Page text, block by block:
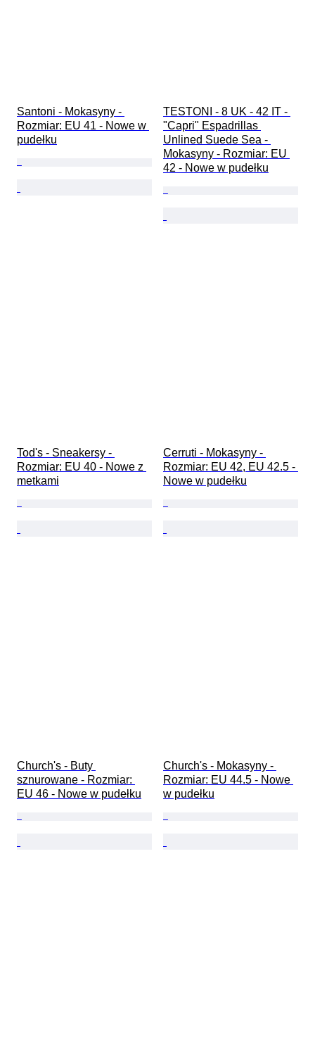
Santoni - Mokasyny -
Rozmiar: EU 41 - Nowe w
pudełku
TESTONI - 8 UK - 42 IT -
"Capri" Espadrillas
Unlined Suede Sea -
Mokasyny - Rozmiar: EU
42 - Nowe w pudełku
Tod's - Sneakersy -
Rozmiar: EU 40 - Nowe z
metkami
Cerruti - Mokasyny -
Rozmiar: EU 42, EU 42.5 -
Nowe w pudełku
Church's - Buty
sznurowane - Rozmiar:
EU 46 - Nowe w pudełku
Church's - Mokasyny -
Rozmiar: EU 44.5 - Nowe
w pudełku